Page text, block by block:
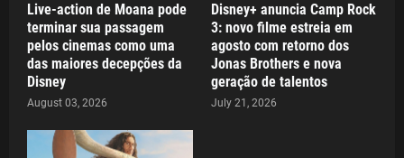
Live-action de Moana pode
terminar sua passagem
pelos cinemas como uma
das maiores decepções da
Disney
August 03, 2026
Disney+ anuncia Camp Rock
3: novo filme estreia em
agosto com retorno dos
Jonas Brothers e nova
geração de talentos
July 21, 2026